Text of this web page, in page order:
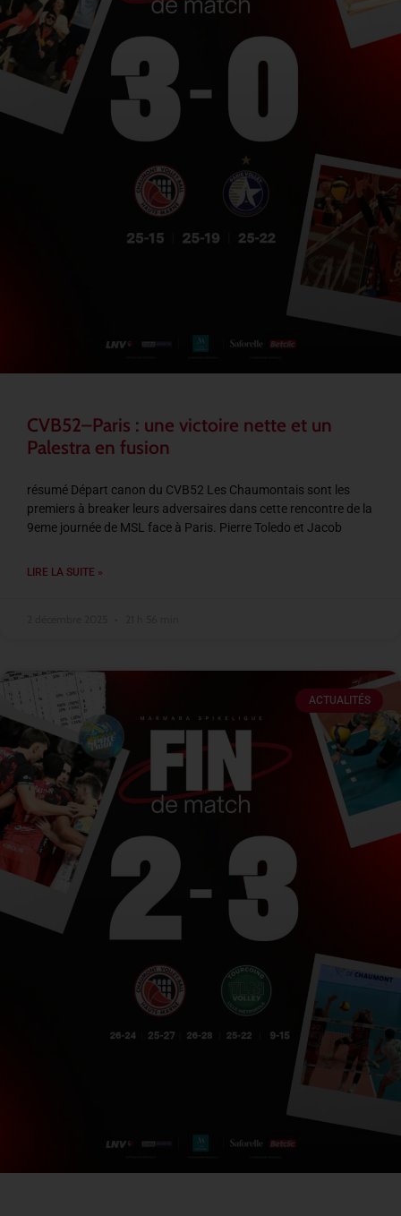
CVB52–Paris : une victoire nette et un
Palestra en fusion
résumé Départ canon du CVB52 Les Chaumontais sont les
premiers à breaker leurs adversaires dans cette rencontre de la
9eme journée de MSL face à Paris. Pierre Toledo et Jacob
LIRE LA SUITE »
ACTUALITÉS